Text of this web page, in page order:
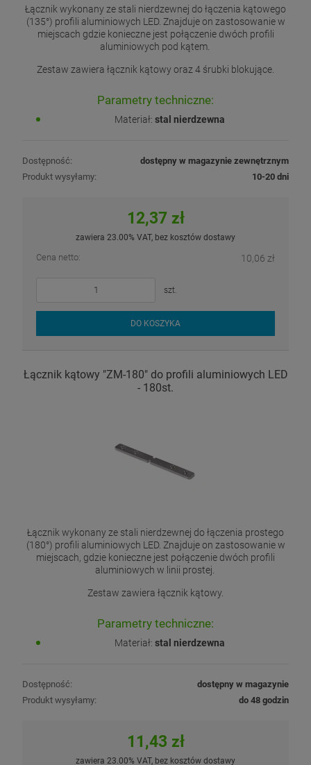
Łącznik wykonany ze stali nierdzewnej do łączenia kątowego
(135°) profili aluminiowych LED. Znajduje on zastosowanie w
miejscach gdzie konieczne jest połączenie dwóch profili
aluminiowych pod kątem.
Zestaw zawiera łącznik kątowy oraz 4 śrubki blokujące.
Parametry techniczne:
Materiał: stal nierdzewna
Dostępność:
dostępny w magazynie zewnętrznym
Produkt wysyłamy:
10-20 dni
12,37 zł
zawiera 23.00% VAT, bez kosztów dostawy
Cena netto: 10,06 zł
szt.
DO KOSZYKA
Łącznik kątowy "ZM-180" do profili aluminiowych LED
- 180st.
Łącznik wykonany ze stali nierdzewnej do łączenia prostego
(180°) profili aluminiowych LED. Znajduje on zastosowanie w
miejscach, gdzie konieczne jest połączenie dwóch profili
aluminiowych w linii prostej.
Zestaw zawiera łącznik kątowy.
Parametry techniczne:
Materiał: stal nierdzewna
Dostępność:
dostępny w magazynie
Produkt wysyłamy:
do 48 godzin
11,43 zł
zawiera 23.00% VAT, bez kosztów dostawy